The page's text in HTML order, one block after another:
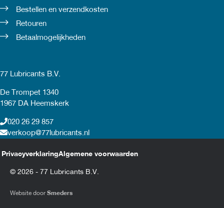
Bestellen en verzendkosten
Retouren
Betaalmogelijkheden
77 Lubricants B.V.
De Trompet 1340
1967 DA Heemskerk
020 26 29 857
verkoop@77lubricants.nl
PrivacyverklaringAlgemene voorwaarden
© 2026 - 77 Lubricants B.V.
Website door Smeders